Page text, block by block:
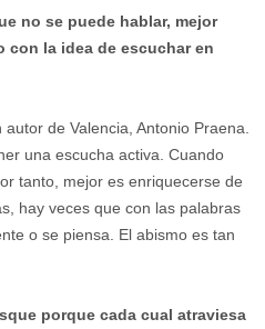
no se puede hablar, mejor
con la idea de escuchar en
de Valencia, Antonio Praena.
una escucha activa. Cuando
tanto, mejor es enriquecerse de
hay veces que con las palabras
o se piensa. El abismo es tan
porque cada cual atraviesa